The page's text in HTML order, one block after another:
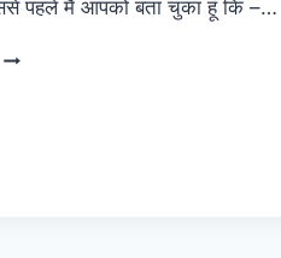
पहले मैं आपको बता चुका हूं कि –…